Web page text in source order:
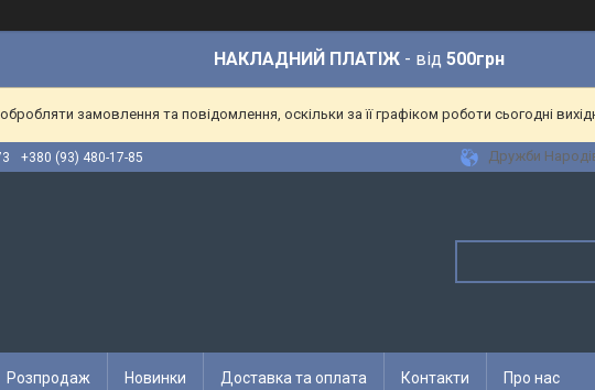
НАКЛАДНИЙ ПЛАТІЖ - від 500грн
замовлення та повідомлення, оскільки за її графіком роботи сьогодні
+380 (93) 480-17-85 Дружби
Розпродаж Новинки Доставка та оплата Контакти Про нас